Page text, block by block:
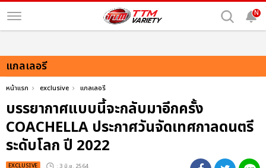
N
แกลเลอรี
หน้าแรก exclusive แกลเลอรี
บรรยากาศแบบนี้จะกลับมาอีกครั้ง
COACHELLA ประกาศวันจัดเทศกาลดนตรี
ระดับโลก ปี 2022
EXCLUSIVE : 3 มิ.ย. 2564